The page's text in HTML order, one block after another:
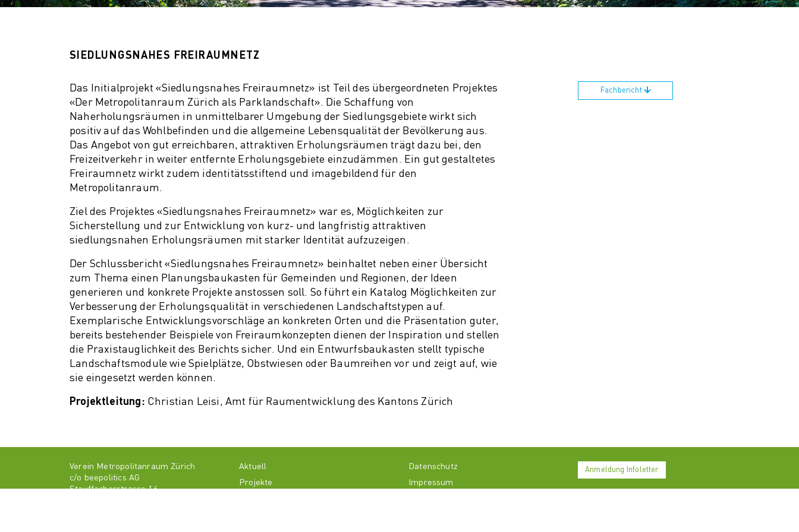
Strukturwandel
SIEDLUNGSNAHES FREIRAUMNETZ
Das Initialprojekt «Siedlungsnahes Freiraumnetz» ist Teil des übergeordneten Projektes
«Der Metropolitanraum Zürich als Parklandschaft». Die Schaffung von
Naherholungsräumen in unmittelbarer Umgebung der Siedlungsgebiete wirkt sich
positiv auf das Wohlbefinden und die allgemeine Lebensqualität der Bevölkerung aus.
Das Angebot von gut erreichbaren, attraktiven Erholungsräumen trägt dazu bei, den
Freizeitverkehr in weiter entfernte Erholungsgebiete einzudämmen. Ein gut gestaltetes
Freiraumnetz wirkt zudem identitätsstiftend und imagebildend für den
Metropolitanraum.
Ziel des Projektes «Siedlungsnahes Freiraumnetz» war es, Möglichkeiten zur
Sicherstellung und zur Entwicklung von kurz- und langfristig attraktiven
siedlungsnahen Erholungsräumen mit starker Identität aufzuzeigen.
Der Schlussbericht «Siedlungsnahes Freiraumnetz» beinhaltet neben einer Übersicht
zum Thema einen Planungsbaukasten für Gemeinden und Regionen, der Ideen
generieren und konkrete Projekte anstossen soll. So führt ein Katalog Möglichkeiten zur
Verbesserung der Erholungsqualität in verschiedenen Landschaftstypen auf.
Exemplarische Entwicklungsvorschläge an konkreten Orten und die Präsentation guter,
bereits bestehender Beispiele von Freiraumkonzepten dienen der Inspiration und stellen
die Praxistauglichkeit des Berichts sicher. Und ein Entwurfsbaukasten stellt typische
Landschaftsmodule wie Spielplätze, Obstwiesen oder Baumreihen vor und zeigt auf, wie
sie eingesetzt werden können.
Projektleitung: Christian Leisi, Amt für Raumentwicklung des Kantons Zürich
Fachbericht
Verein Metropolitanraum Zürich
c/o beepolitics AG
Stauffacherstrasse 16
Aktuell
Projekte
Datenschutz
Impressum
Anmeldung Infoletter